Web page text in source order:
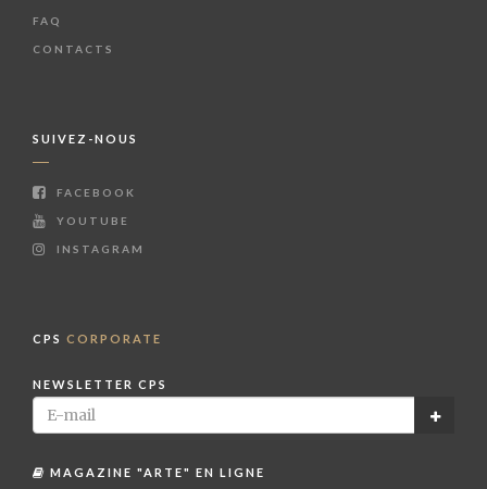
FAQ
CONTACTS
SUIVEZ-NOUS
FACEBOOK
YOUTUBE
INSTAGRAM
CPS CORPORATE
NEWSLETTER CPS
MAGAZINE "ARTE" EN LIGNE